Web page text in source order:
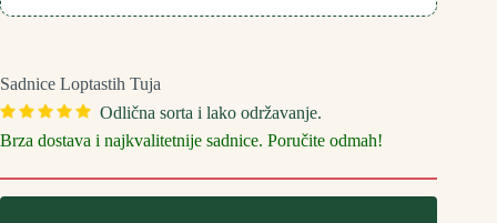
Sadnice Loptastih Tuja
Odlična sorta i lako održavanje.
Brza dostava i najkvalitetnije sadnice. Poručite odmah!